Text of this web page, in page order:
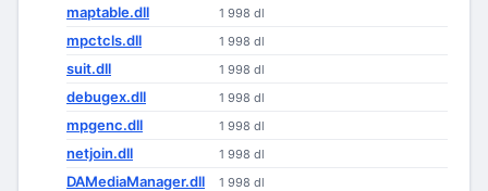
maptable.dll 1 998 dl
mpctcls.dll 1 998 dl
suit.dll 1 998 dl
debugex.dll 1 998 dl
mpgenc.dll 1 998 dl
netjoin.dll 1 998 dl
DAMediaManager.dll 1 998 dl